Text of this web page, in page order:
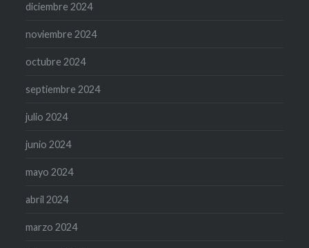
diciembre 2024
noviembre 2024
octubre 2024
septiembre 2024
julio 2024
junio 2024
mayo 2024
abril 2024
marzo 2024